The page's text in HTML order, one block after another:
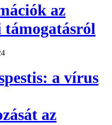
az
támogatásról
a vírus
az